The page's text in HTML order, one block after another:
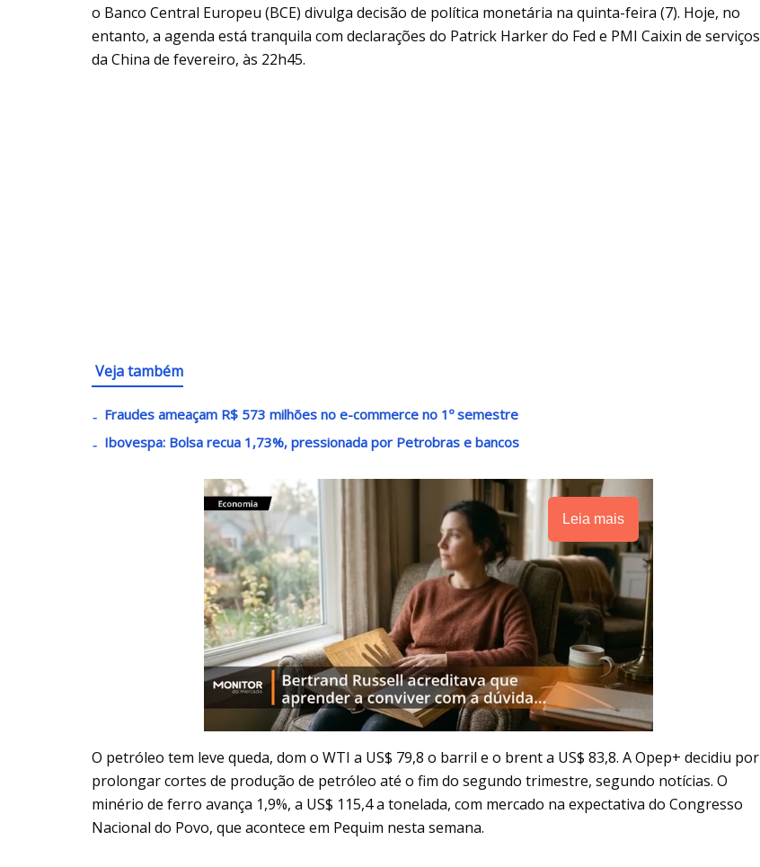
o Banco Central Europeu (BCE) divulga decisão de política monetária na quinta-feira (7). Hoje, no
entanto, a agenda está tranquila com declarações do Patrick Harker do Fed e PMI Caixin de serviços
da China de fevereiro, às 22h45.
Veja também
Fraudes ameaçam R$ 573 milhões no e-commerce no 1º semestre
Ibovespa: Bolsa recua 1,73%, pressionada por Petrobras e bancos
Leia mais
O petróleo tem leve queda, dom o WTI a US$ 79,8 o barril e o brent a US$ 83,8. A Opep+ decidiu por
prolongar cortes de produção de petróleo até o fim do segundo trimestre, segundo notícias. O
minério de ferro avança 1,9%, a US$ 115,4 a tonelada, com mercado na expectativa do Congresso
Nacional do Povo, que acontece em Pequim nesta semana.